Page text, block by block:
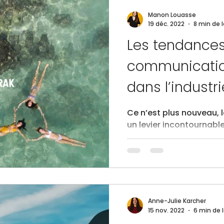
Les
dans
🧳
Ce n’est plus
un levier incontournable dans la
touristique .
sociaux que les
spécifique après avoir
Instagram (source : Passeport-Photo 2022 ). Que
vous soyez une
Manon Louasse
19 déc. 2022
8 min de
Anne-Julie Karcher
15 nov. 2022
6 min de